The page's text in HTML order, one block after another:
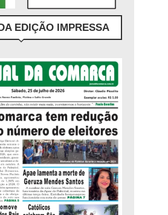
EDIÇÃO IMPRESSA